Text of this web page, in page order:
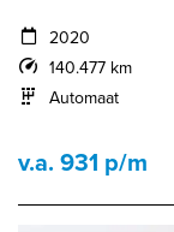
2020
140.477 km
Automaat
v.a. 931 p/m